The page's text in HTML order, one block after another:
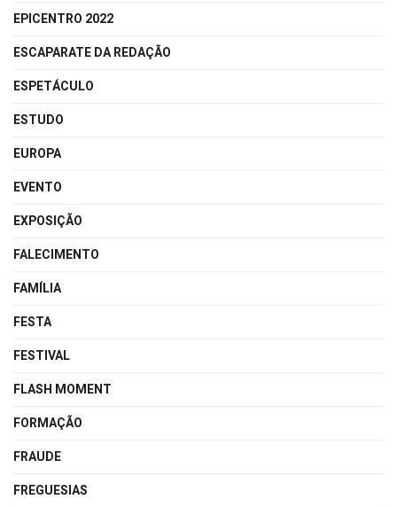
EPICENTRO 2022
ESCAPARATE DA REDAÇÃO
ESPETÁCULO
ESTUDO
EUROPA
EVENTO
EXPOSIÇÃO
FALECIMENTO
FAMÍLIA
FESTA
FESTIVAL
FLASH MOMENT
FORMAÇÃO
FRAUDE
FREGUESIAS